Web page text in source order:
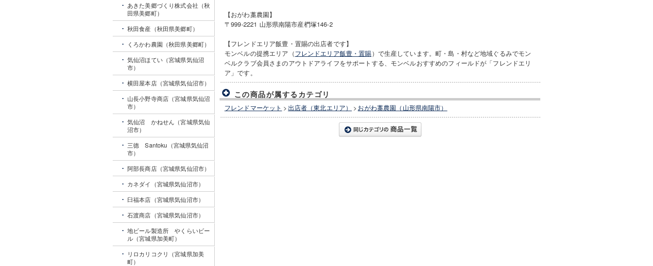
【おがわ藁農園】
〒999-2221 山形県南陽市産椚塚146-2
【フレンドエリア飯豊・置賜の出店者です】
モンベルの提携エリア（フレンドエリア飯豊・置賜）で生産しています。町・島・村など地域ぐるみでモン
ベルクラブ会員さまのアウトドアライフをサポートする、モンベルおすすめのフィールドが「フレンドエリ
ア」です。
この商品が属するカテゴリ
フレンドマーケット > 出店者（東北エリア） > おがわ藁農園（山形県南陽市）
あきた美郷づくり株式会社（秋
田県美郷町）
秋田食産（秋田県美郷町）
くろかわ農園（秋田県美郷町）
気仙沼ほてい（宮城県気仙沼
市）
横田屋本店（宮城県気仙沼市）
山長小野寺商店（宮城県気仙沼
市）
気仙沼 かねせん（宮城県気仙
沼市）
三德 Santoku（宮城県気仙沼
市）
阿部長商店（宮城県気仙沼市）
カネダイ（宮城県気仙沼市）
臼福本店（宮城県気仙沼市）
石渡商店（宮城県気仙沼市）
地ビール製造所 やくらいビー
ル（宮城県加美町）
リロカリコクリ（宮城県加美
町）